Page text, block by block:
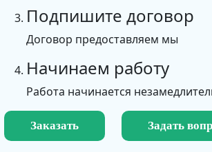
Подпишите договор
Договор предоставляем мы
Начинаем работу
Работа начинается
Заказать Задать